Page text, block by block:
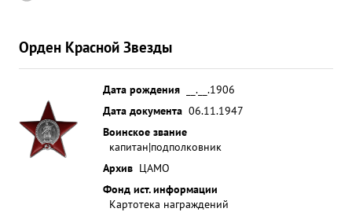
Орден Красной Звезды
Дата рождения
__.__.1906
Дата документа 06.11.1947
Воинское звание
капитан|подполковник
Архив ЦАМО
Фонд ист. информации
Картотека награждений